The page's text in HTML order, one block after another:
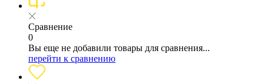
Сравнение
0
Вы еще не добавили товары для сравнения...
перейти к сравнению